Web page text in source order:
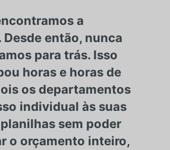
a
Desde então, nunca
para trás. Isso
horas e horas de
os departamentos
individual às suas
sem poder
o orçamento inteiro,